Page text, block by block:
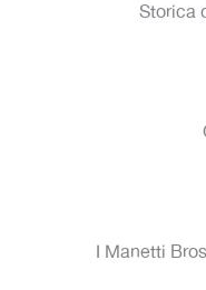
Storica
I Manetti